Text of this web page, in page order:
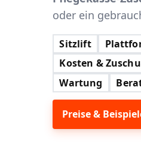
oder ein
Sitzlift
Kosten &
Wartung
Preise &